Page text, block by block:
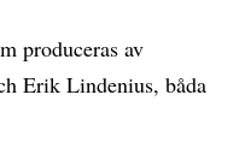
produceras av
Erik Lindenius, båda